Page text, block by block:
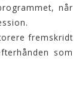
når
fremskridt
som